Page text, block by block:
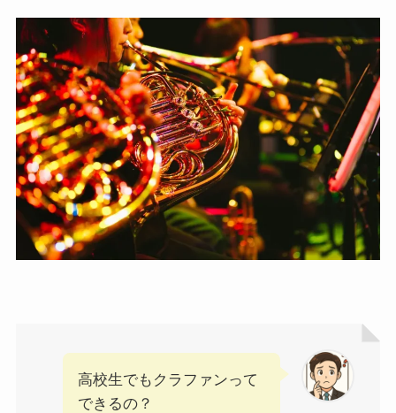
高校生でもクラファンって
できるの？